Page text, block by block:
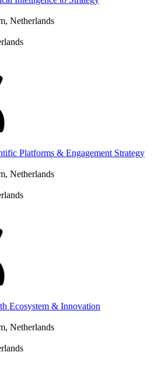
Netherlands
Platforms & Engagement Strategy
Netherlands
Ecosystem & Innovation
Netherlands